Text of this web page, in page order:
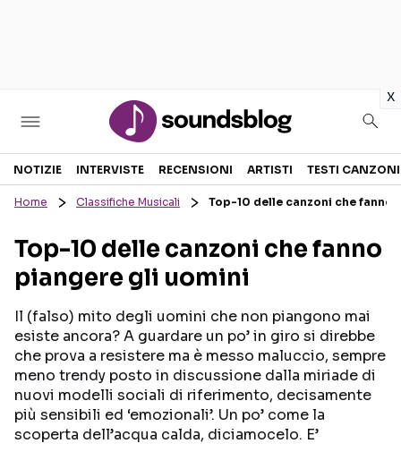
x
Sezioni
RECENSIONI MUSICALI
INTERVISTE
GOSSIP E CURIOSITÀ
TESTI CANZONI
TOUR ED EVENTI
TALENT SHOW
Seguici sui social
NOTIZIE INTERVISTE RECENSIONI ARTISTI TESTI CANZONI
Home Classifiche Musicali Top-10 delle canzoni che fanno
Top-10 delle canzoni che fanno
piangere gli uomini
Il (falso) mito degli uomini che non piangono mai
esiste ancora? A guardare un po’ in giro si direbbe
che prova a resistere ma è messo maluccio, sempre
meno trendy posto in discussione dalla miriade di
nuovi modelli sociali di riferimento, decisamente
più sensibili ed ‘emozionali’. Un po’ come la
scoperta dell’acqua calda, diciamocelo. E’